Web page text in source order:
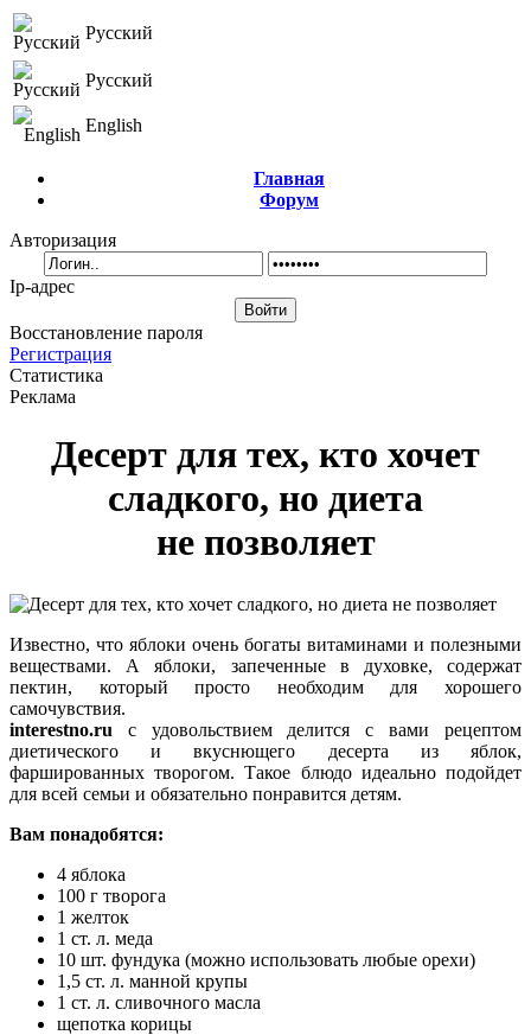
Русский
Русский
English
Главная
Форум
Авторизация
Ip-адрес
Восстановление пароля
Регистрация
Статистика
Реклама
Десерт для тех, кто хочет
сладкого, но диета
не позволяет
Известно, что яблоки очень богаты витаминами и полезными
веществами. А яблоки, запеченные в духовке, содержат
пектин, который просто необходим для хорошего
самочувствия.
interestno.ru с удовольствием делится с вами рецептом
диетического и вкуснющего десерта из яблок,
фаршированных творогом. Такое блюдо идеально подойдет
для всей семьи и обязательно понравится детям.
Вам понадобятся:
4 яблока
100 г творога
1 желток
1 ст. л. меда
10 шт. фундука (можно использовать любые орехи)
1,5 ст. л. манной крупы
1 ст. л. сливочного масла
щепотка корицы